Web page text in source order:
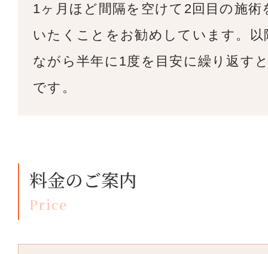
1ヶ月ほど間隔を空けて2回目の施術
いたくことをお勧めしています。以
ながら半年に1度を目安に繰り返す
です。
料金のご案内
Price